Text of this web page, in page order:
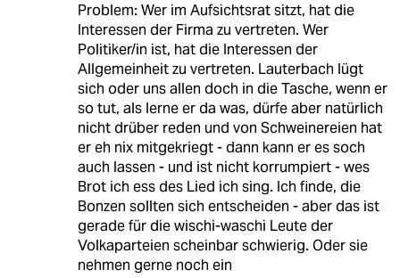
Problem: Wer im Aufsichtsrat sitzt, hat die
Interessen der Firma zu vertreten. Wer
Politiker/in ist, hat die Interessen der
Allgemeinheit zu vertreten. Lauterbach lügt
sich oder uns allen doch in die Tasche, wenn er
so tut, als lerne er da was, dürfe aber natürlich
nicht drüber reden und von Schweinereien hat
er eh nix mitgekriegt - dann kann er es soch
auch lassen - und ist nicht korrumpiert - wes
Brot ich ess des Lied ich sing. Ich finde, die
Bonzen sollten sich entscheiden - aber das ist
gerade für die wischi-waschi Leute der
Volkaparteien scheinbar schwierig. Oder sie
nehmen gerne noch ein